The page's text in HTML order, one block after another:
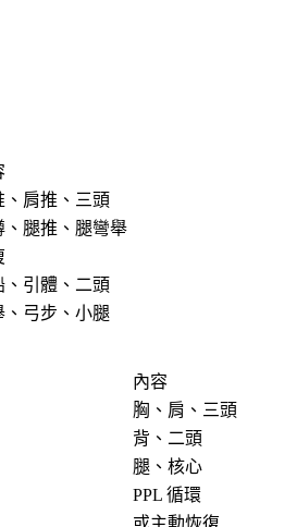
、肩推、三頭
、腿推、腿彎舉
、引體、二頭
、弓步、小腿
內容
胸、肩、三頭
背、二頭
腿、核心
PPL 循環